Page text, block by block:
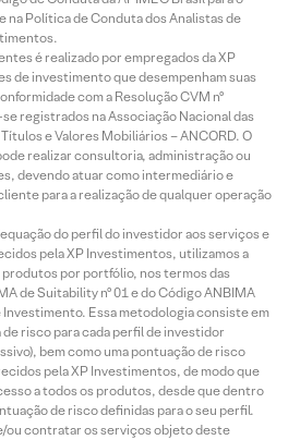
na Política de Conduta dos Analistas de
é realizado por empregados da XP
de investimento que desempenham suas
com a Resolução CVM nº
registrados na Associação Nacional das
e Valores Mobiliários – ANCORD. O
realizar consultoria, administração ou
devendo atuar como intermediário e
para a realização de qualquer operação
do perfil do investidor aos serviços e
pela XP Investimentos, utilizamos a
por portfólio, nos termos das
de Suitability nº 01 e do Código ANBIMA
Essa metodologia consiste em
risco para cada perfil de investidor
bem como uma pontuação de risco
pela XP Investimentos, de modo que
a todos os produtos, desde que dentro
de risco definidas para o seu perfil.
ou contratar os serviços objeto deste